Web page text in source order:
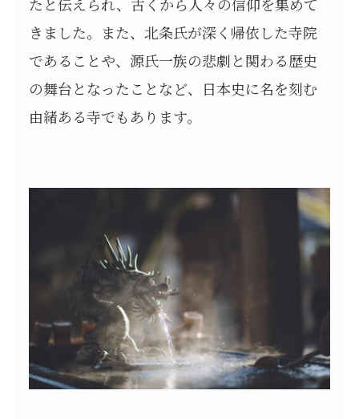
きました。また、北条氏が深く帰依した寺院
であることや、源氏一族の悲劇と関わる歴史
の舞台となったことなど、日本史に名を刻む
由緒ある寺でもあります。